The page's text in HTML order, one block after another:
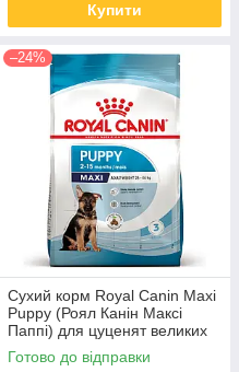
Купити
–24%
Сухий корм Royal Canin Maxi
Puppy (Роял Канін Максі
Паппі) для цуценят великих
порід з 2-15 місяців, 15 КГ
Готово до відправки